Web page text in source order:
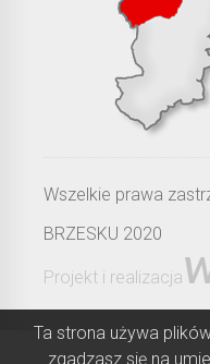
Ta strona używa
zgadzasz się na
Wszelkie prawa
BRZESKU 2020
Projekt i realizacja